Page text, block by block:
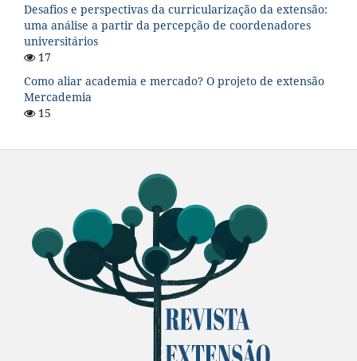
Desafios e perspectivas da curricularização da extensão:
uma análise a partir da percepção de coordenadores
universitários
17
Como aliar academia e mercado? O projeto de extensão
Mercademia
15